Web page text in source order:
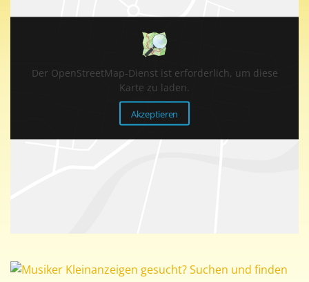
Der OpenStreetMap-Dienst ist erforderlich, um diese
Karte zu laden.
Akzeptieren